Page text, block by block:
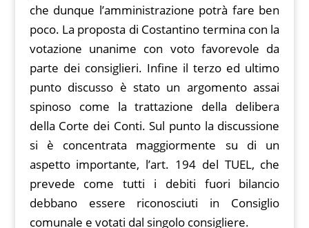
che dunque l’amministrazione potrà fare ben
poco. La proposta di Costantino termina con la
votazione unanime con voto favorevole da
parte dei consiglieri. Infine il terzo ed ultimo
punto discusso è stato un argomento assai
spinoso come la trattazione della delibera
della Corte dei Conti. Sul punto la discussione
si è concentrata maggiormente su di un
aspetto importante, l’art. 194 del TUEL, che
prevede come tutti i debiti fuori bilancio
debbano essere riconosciuti in Consiglio
comunale e votati dal singolo consigliere.